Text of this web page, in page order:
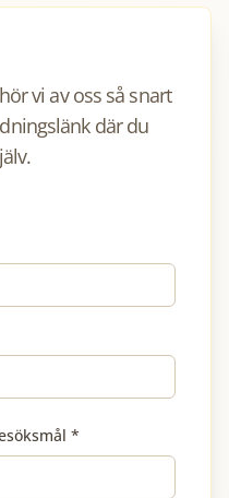
vi av oss så snart
där du
*